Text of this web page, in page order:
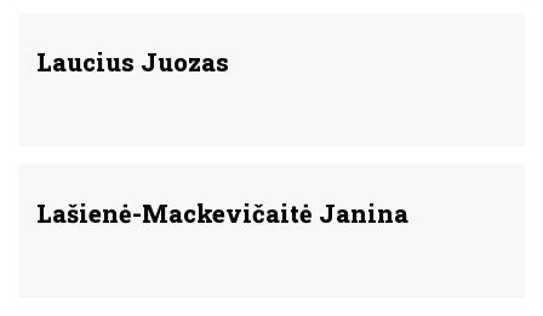
Laucius Juozas
Lašienė-Mackevičaitė Janina